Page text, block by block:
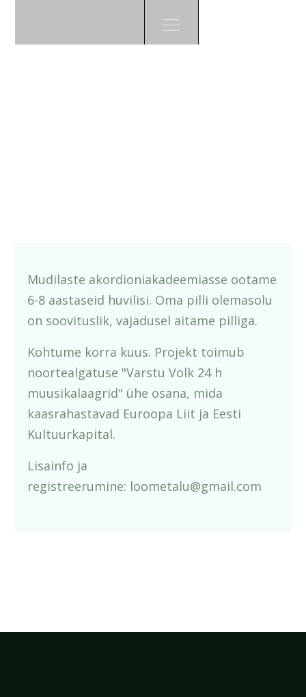
Mudilaste akordioniakadeemiasse ootame
6-8 aastaseid huvilisi. Oma pilli olemasolu
on soovituslik, vajadusel aitame pilliga.
Kohtume korra kuus. Projekt toimub
noortealgatuse "Varstu Volk 24 h
muusikalaagrid" ühe osana, mida
kaasrahastavad Euroopa Liit ja Eesti
Kultuurkapital.
Lisainfo ja
registreerumine: loometalu@gmail.com